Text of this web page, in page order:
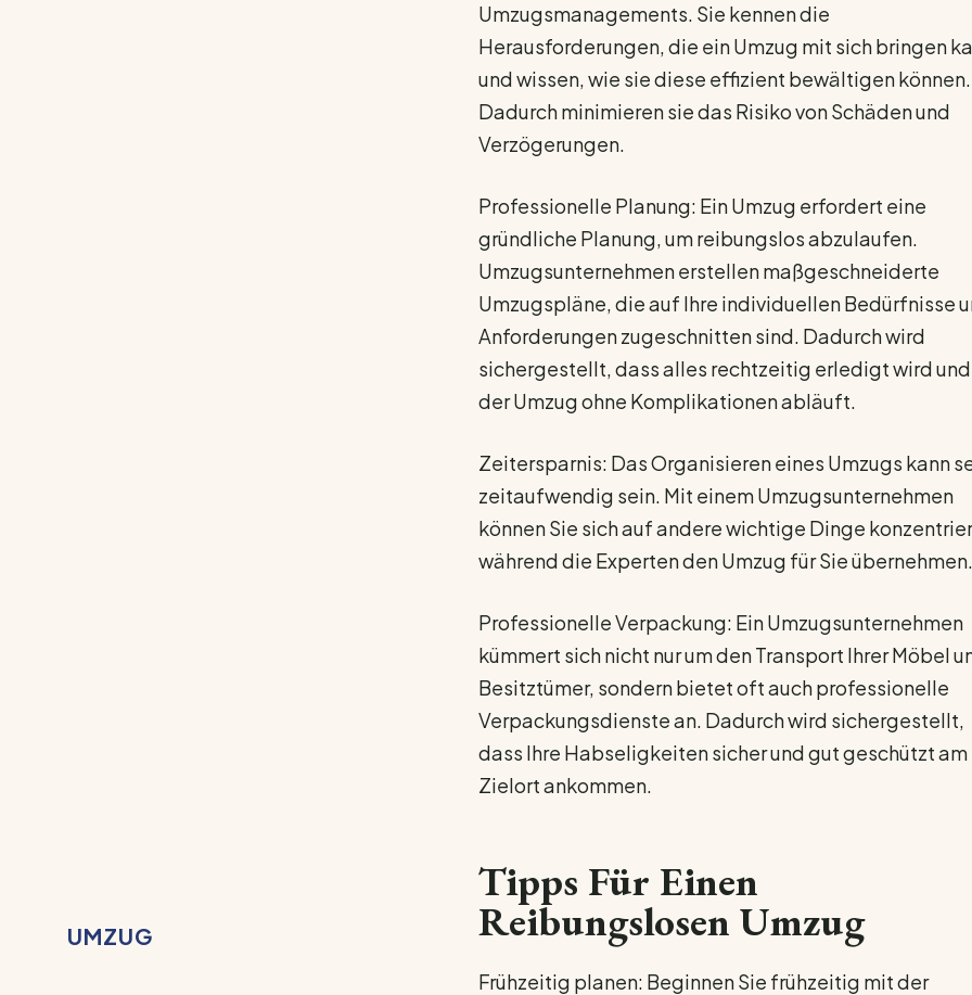
UMZUG
Umzugsmanagements. Sie kennen die
Herausforderungen, die ein Umzug mit sich bringen
und wissen, wie sie diese effizient bewältigen können.
Dadurch minimieren sie das Risiko von Schäden und
Verzögerungen.
Professionelle Planung: Ein Umzug erfordert eine
gründliche Planung, um reibungslos abzulaufen.
Umzugsunternehmen erstellen maßgeschneiderte
Umzugspläne, die auf Ihre individuellen Bedürfnisse
Anforderungen zugeschnitten sind. Dadurch wird
sichergestellt, dass alles rechtzeitig erledigt wird und
der Umzug ohne Komplikationen abläuft.
Zeitersparnis: Das Organisieren eines Umzugs kann
zeitaufwendig sein. Mit einem Umzugsunternehmen
können Sie sich auf andere wichtige Dinge
während die Experten den Umzug für Sie übernehmen.
Professionelle Verpackung: Ein Umzugsunternehmen
kümmert sich nicht nur um den Transport Ihrer Möbel
Besitztümer, sondern bietet oft auch professionelle
Verpackungsdienste an. Dadurch wird sichergestellt,
dass Ihre Habseligkeiten sicher und gut geschützt am
Zielort ankommen.
Tipps Für Einen
Reibungslosen Umzug
Frühzeitig planen: Beginnen Sie frühzeitig mit der